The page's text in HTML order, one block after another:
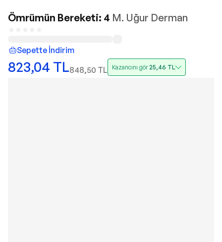
Ömrümün Bereketi: 4 M. Uğur Derman
Sepette İndirim
823,04 TL848,50 TL Kazancını gör25,46 TL